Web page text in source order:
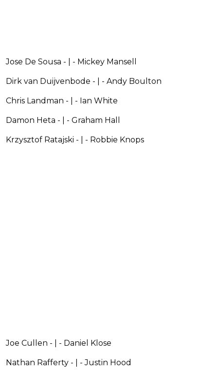
Jose De Sousa - | - Mickey Mansell
Dirk van Duijvenbode - | - Andy Boulton
Chris Landman - | - Ian White
Damon Heta - | - Graham Hall
Krzysztof Ratajski - | - Robbie Knops
Joe Cullen - | - Daniel Klose
Nathan Rafferty - | - Justin Hood